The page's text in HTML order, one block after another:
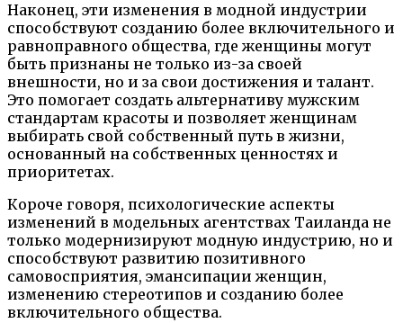
Наконец, эти изменения в модной индустрии
способствуют созданию более включительного и
равноправного общества, где женщины могут
быть признаны не только из-за своей
внешности, но и за свои достижения и талант.
Это помогает создать альтернативу мужским
стандартам красоты и позволяет женщинам
выбирать свой собственный путь в жизни,
основанный на собственных ценностях и
приоритетах.
Короче говоря, психологические аспекты
изменений в модельных агентствах Таиланда не
только модернизируют модную индустрию, но и
способствуют развитию позитивного
самовосприятия, эмансипации женщин,
изменению стереотипов и созданию более
включительного общества.